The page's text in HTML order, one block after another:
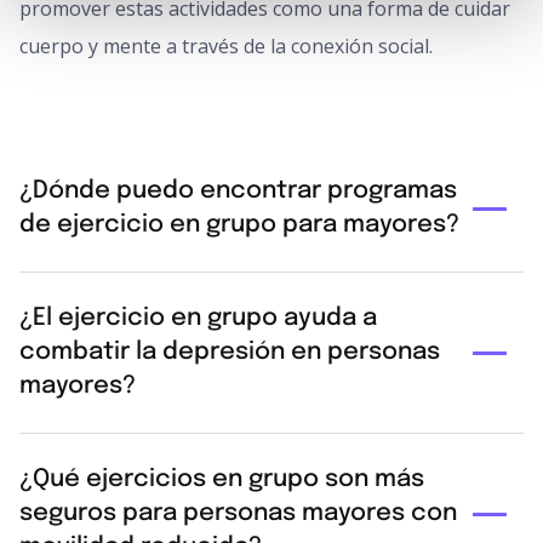
promover estas actividades como una forma de cuidar
cuerpo y mente a través de la conexión social.
¿Dónde puedo encontrar programas
de ejercicio en grupo para mayores?
de envejecimiento activo en centros de mayores y
polideportivos municipales. También existen
asociaciones de vecinos y ONGs que organizan
caminatas biosaludables o clases de gimnasia suave
adaptada en parques públicos, con cuotas muy
reducidas o gratuitas.
¿El ejercicio en grupo ayuda a
combatir la depresión en personas
mayores?
potentes. Al hacer ejercicio se liberan
neurotransmisores como la serotonina. Además, al
¿Qué ejercicios en grupo son más
seguros para personas mayores con